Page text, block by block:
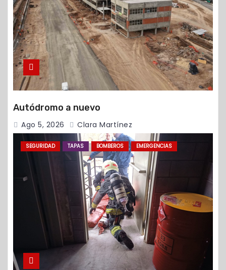
Autódromo a nuevo
Ago 5, 2026 Clara Martínez
SEGURIDAD TAPAS BOMBEROS EMERGENCIAS